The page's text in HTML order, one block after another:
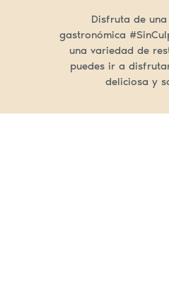
Disfruta de
gastronómica
una variedad de
puedes ir a
deliciosa y